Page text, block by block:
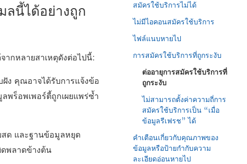
ลนี้ได้อย่างถูก
กหลายสาเหตุดังต่อไปนี้:
ง คุณอาจได้รับการแจ้งข้อ
พร็อพเพอร์ตี้ถูกเผยแพร่ซ้ำ
ด และฐานข้อมูลหยุด
พลาดข้างต้น
สมัครใช้บริการไม่ได้
ไม่มีไอคอนสมัครใช้บริการ
ไฟล์แนบหายไป
การสมัครใช้บริการที่ถูกระงับ
ต่ออายุการสมัครใช้บริการที่
ถูกระงับ
ไม่สามารถตั้งค่าความถี่การ
สมัครใช้บริการเป็น “เมื่อ
ข้อมูลรีเฟรช” ได้
คำเตือนเกี่ยวกับคุณภาพของ
ข้อมูลหรือป้ายกำกับความ
ละเอียดอ่อนหายไป